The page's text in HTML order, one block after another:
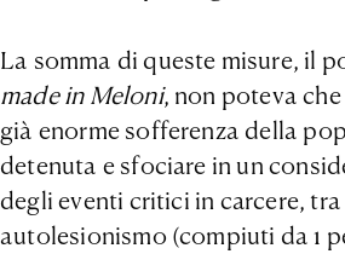
La somma di queste misure, il
made in Meloni, non poteva
già enorme sofferenza della
detenuta e sfociare in un
degli eventi critici in carcere,
autolesionismo (compiuti da 1